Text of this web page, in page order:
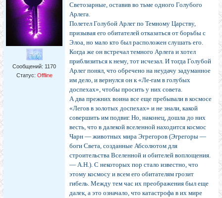
Сообщений: 1170
Статус: Offline
Светозарные, оставив во тьме одного Голубого
Арлега.
Полетел Голубой Арлег по Темному Царству,
призывая его обитателей отказаться от борьбы с
Элоа, но мало кто был расположен слушать его.
Когда же он встречал темного Арлега и хотел
приблизиться к нему, тот исчезал. И тогда Голубой
Арлег понял, что обречено на неудачу задуманное
им дело, и вернулся он к «Ле-гам в голубых
доспехах», чтобы просить у них совета.
А два прежних воина все еще пребывали в космосе
«Легов в золотых доспехах» и не знали, какой
совершить им подвиг. Но, наконец, дошла до них
весть, что в далекой вселенной находится космос
Чарн — животных мира Эгрегоров (Эгрегоры —
боги Света, созданные Абсолютом для
строительства Вселенной и обителей воплощения.
— А.Н.). С некоторых пор стало известно, что
этому космосу и всем его обитателям грозит
гибель. Между тем час их преображения был еще
далек, а это означало, что катастрофа в их мире